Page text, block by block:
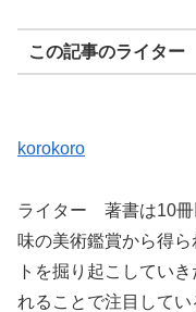
この記事のライター
korokoro
ライター 著書は10冊
味の美術鑑賞から得
トを掘り起こしてい
れることで注目して